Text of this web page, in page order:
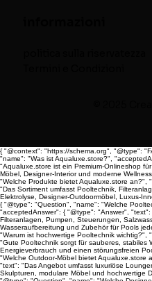
{ "@context": "https://schema.org", "@type":
"name": "Was ist Aqualuxe.store?",
"Aqualuxe.store ist ein Premium-Onlineshop
Möbel, Designer-Interior und moderne
"Welche Produkte bietet Aqualuxe.store an?",
"Das Sortiment umfasst Pooltechnik,
Elektrolyse, Designer-Outdoormöbel, Luxus-
{ "@type": "Question", "name": "Welche
"acceptedAnswer": { "@type": "Answer",
Filteranlagen, Pumpen, Steuerungen,
Wasseraufbereitung und Zubehör für Pools
"Warum ist hochwertige Pooltechnik
"Gute Pooltechnik sorgt für sauberes, stabiles
Energieverbrauch und einen störungsfreien
"Welche Outdoor-Möbel bietet Aqualuxe.store
"text": "Das Angebot umfasst luxuriöse
Skulpturen, modulare Möbel und hochwertige